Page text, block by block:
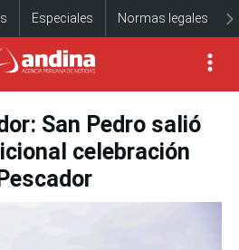
Especiales Normas legales
San Pedro salió
celebración